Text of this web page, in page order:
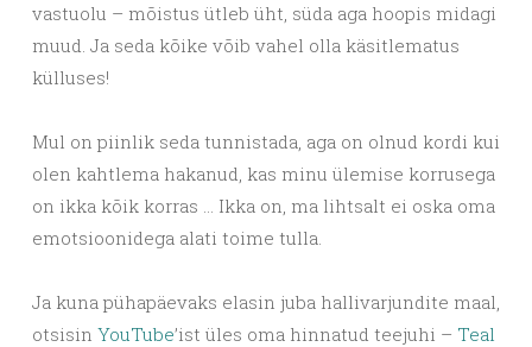
vastuolu – mõistus ütleb üht, süda aga hoopis midagi
muud. Ja seda kõike võib vahel olla käsitlematus
külluses!
Mul on piinlik seda tunnistada, aga on olnud kordi kui
olen kahtlema hakanud, kas minu ülemise korrusega
on ikka kõik korras … Ikka on, ma lihtsalt ei oska oma
emotsioonidega alati toime tulla.
Ja kuna pühapäevaks elasin juba hallivarjundite maal,
otsisin YouTube’ist üles oma hinnatud teejuhi – Teal